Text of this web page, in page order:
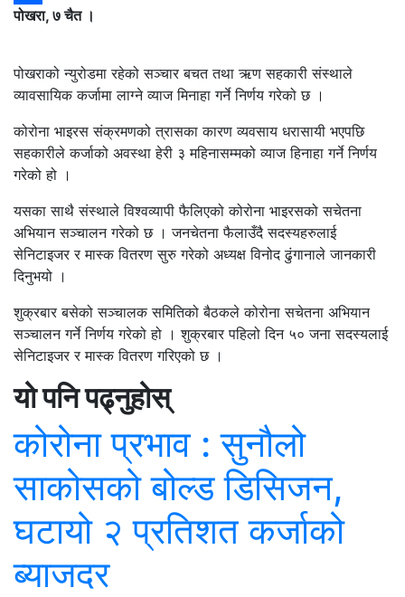
Share
पोखरा, ७ चैत ।
पोखराको न्युरोडमा रहेको सञ्चार बचत तथा ऋण सहकारी संस्थाले
व्यावसायिक कर्जामा लाग्ने व्याज मिनाहा गर्ने निर्णय गरेको छ ।
कोरोना भाइरस संक्रमणको त्रासका कारण व्यवसाय धरासायी भएपछि
सहकारीले कर्जाको अवस्था हेरी ३ महिनासम्मको व्याज हिनाहा गर्ने निर्णय
गरेको हो ।
यसका साथै संस्थाले विश्वव्यापी फैलिएको कोरोना भाइरसको सचेतना
अभियान सञ्चालन गरेको छ । जनचेतना फैलाउँदै सदस्यहरुलाई
सेनिटाइजर र मास्क वितरण सुरु गरेको अध्यक्ष विनोद ढुंगानाले जानकारी
दिनुभयो ।
शुक्रबार बसेको सञ्चालक समितिको बैठकले कोरोना सचेतना अभियान
सञ्चालन गर्ने निर्णय गरेको हो । शुक्रबार पहिलो दिन ५० जना सदस्यलाई
सेनिटाइजर र मास्क वितरण गरिएको छ ।
यो पनि पढ्नुहोस्
कोरोना प्रभाव : सुनौलो
साकोसको बोल्ड डिसिजन,
घटायो २ प्रतिशत कर्जाको
ब्याजदर